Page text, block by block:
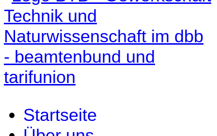
Startseite